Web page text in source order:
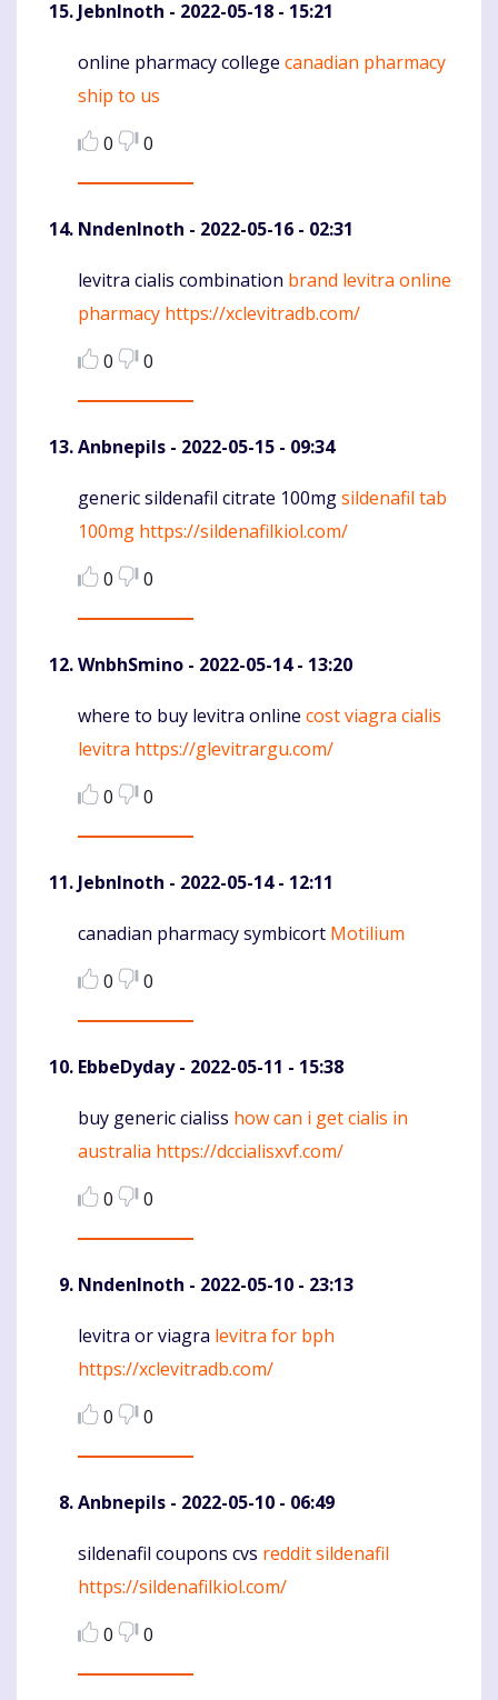
JebnInoth - 2022-05-18 - 15:21
Komentaras
online pharmacy college canadian pharmacy
ship to us
0
0
NndenInoth - 2022-05-16 - 02:31
Komentaras
levitra cialis combination brand levitra online
pharmacy https://xclevitradb.com/
0
0
Anbnepils - 2022-05-15 - 09:34
Komentaras
generic sildenafil citrate 100mgsildenafil tab
100mg https://sildenafilkiol.com/
0
0
WnbhSmino - 2022-05-14 - 13:20
Komentaras
where to buy levitra online cost viagra cialis
levitra https://glevitrargu.com/
0
0
JebnInoth - 2022-05-14 - 12:11
Komentaras
canadian pharmacy symbicort Motilium
0
0
EbbeDyday- 2022-05-11 - 15:38
Komentaras
buy generic cialiss how can i get cialis in
australia https://dccialisxvf.com/
0
0
NndenInoth - 2022-05-10 - 23:13
Komentaras
levitra or viagra levitra for bph
https://xclevitradb.com/
0
0
Anbnepils - 2022-05-10 - 06:49
Komentaras
sildenafil coupons cvs reddit sildenafil
https://sildenafilkiol.com/
0
0